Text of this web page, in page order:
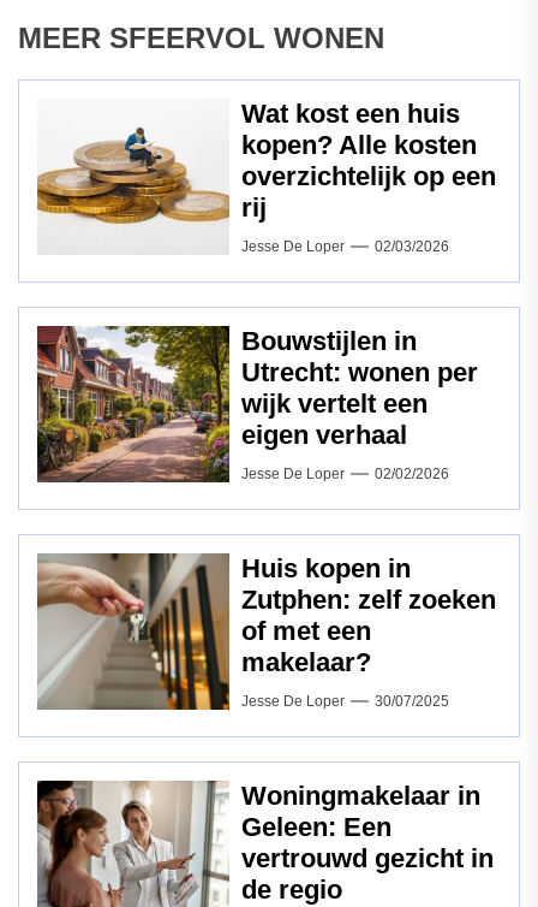
MEER SFEERVOL WONEN
Wat kost een huis
kopen? Alle kosten
overzichtelijk op een
rij
Jesse De Loper 02/03/2026
Bouwstijlen in
Utrecht: wonen per
wijk vertelt een
eigen verhaal
Jesse De Loper 02/02/2026
Huis kopen in
Zutphen: zelf zoeken
of met een
makelaar?
Jesse De Loper 30/07/2025
Woningmakelaar in
Geleen: Een
vertrouwd gezicht in
de regio